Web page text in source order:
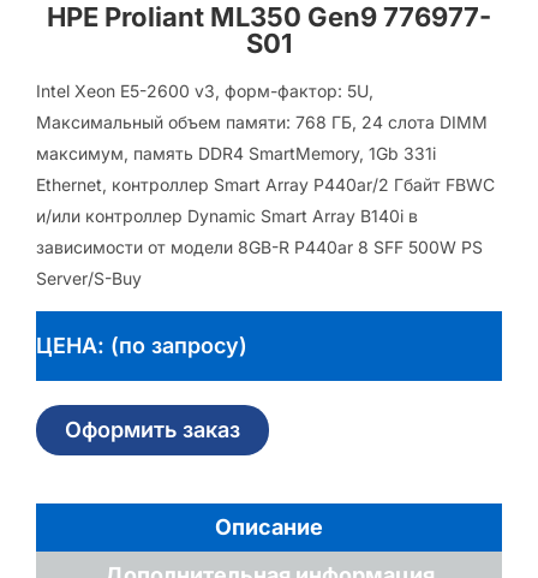
HPE Proliant ML350 Gen9 776977-
S01
Intel Xeon E5-2600 v3, форм-фактор: 5U,
Максимальный объем памяти: 768 ГБ, 24 слота DIMM
максимум, память DDR4 SmartMemory, 1Gb 331i
Ethernet, контроллер Smart Array P440ar/2 Гбайт FBWC
и/или контроллер Dynamic Smart Array B140i в
зависимости от модели 8GB-R P440ar 8 SFF 500W PS
Server/S-Buy
ЦЕНА: (по запросу)
Оформить заказ
Описание